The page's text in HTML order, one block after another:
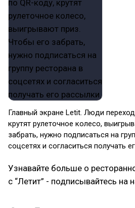
Главный экране Letit. Люди
крутят рулеточное колесо,
забрать, нужно подписаться на
соцсетях и согласиться получать
Узнавайте больше о
с “Летит” - подписывайтесь на